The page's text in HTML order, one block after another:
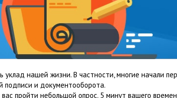
уклад нашей жизни. В частности, многие начали
подписи и документооборота.
пройти небольшой опрос. 5 минут вашего